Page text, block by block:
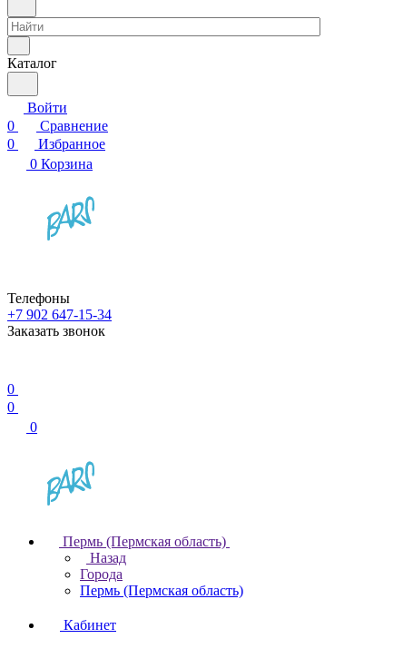
Каталог
Войти
0
Сравнение
0
Избранное
0 Корзина
Телефоны
+7 902 647-15-34
Заказать звонок
0
0
0
Пермь (Пермская область)
Назад
Города
Пермь (Пермская область)
Кабинет